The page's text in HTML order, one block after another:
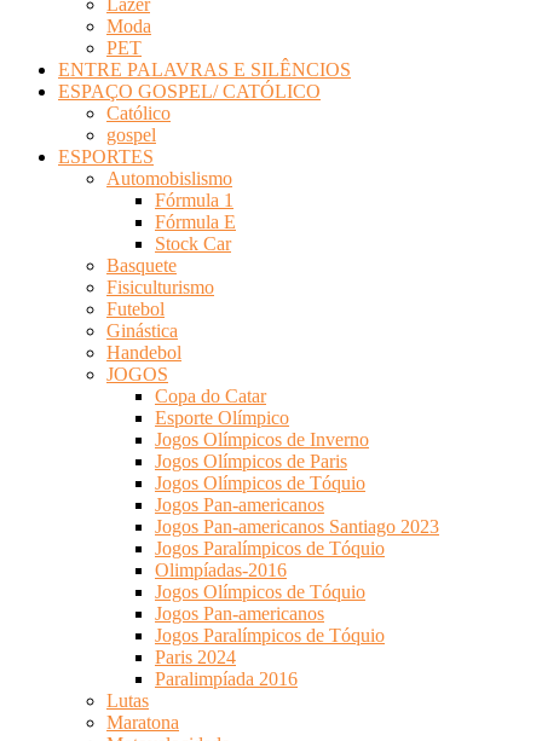
Lazer
Moda
PET
ENTRE PALAVRAS E SILÊNCIOS
ESPAÇO GOSPEL/ CATÓLICO
Católico
gospel
ESPORTES
Automobislismo
Fórmula 1
Fórmula E
Stock Car
Basquete
Fisiculturismo
Futebol
Ginástica
Handebol
JOGOS
Copa do Catar
Esporte Olímpico
Jogos Olímpicos de Inverno
Jogos Olímpicos de Paris
Jogos Olímpicos de Tóquio
Jogos Pan-americanos
Jogos Pan-americanos Santiago 2023
Jogos Paralímpicos de Tóquio
Olimpíadas-2016
Jogos Olímpicos de Tóquio
Jogos Pan-americanos
Jogos Paralímpicos de Tóquio
Paris 2024
Paralimpíada 2016
Lutas
Maratona